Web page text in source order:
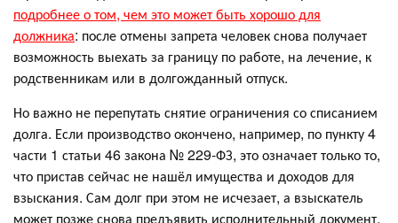
подробнее о том, чем это может быть хорошо для
должника: после отмены запрета человек снова получает
возможность выехать за границу по работе, на лечение, к
родственникам или в долгожданный отпуск.
Но важно не перепутать снятие ограничения со списанием
долга. Если производство окончено, например, по пункту 4
части 1 статьи 46 закона № 229-ФЗ, это означает только то,
что пристав сейчас не нашёл имущества и доходов для
взыскания. Сам долг при этом не исчезает, а взыскатель
может позже снова предъявить исполнительный документ.